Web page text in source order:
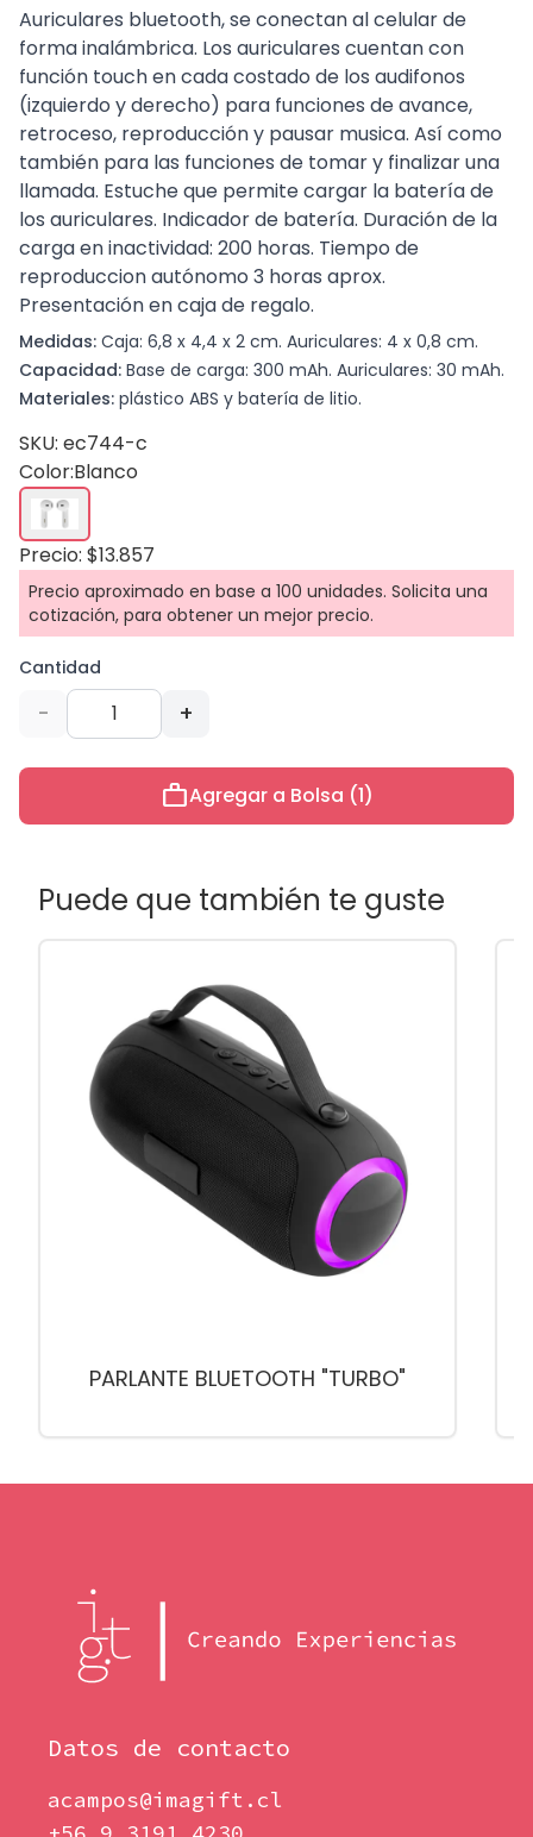
Auriculares bluetooth, se conectan al celular de
forma inalámbrica. Los auriculares cuentan con
función touch en cada costado de los audifonos
(izquierdo y derecho) para funciones de avance,
retroceso, reproducción y pausar musica. Así como
también para las funciones de tomar y finalizar una
llamada. Estuche que permite cargar la batería de
los auriculares. Indicador de batería. Duración de la
carga en inactividad: 200 horas. Tiempo de
reproduccion autónomo 3 horas aprox.
Presentación en caja de regalo.
Medidas: Caja: 6,8 x 4,4 x 2 cm. Auriculares: 4 x 0,8 cm.
Capacidad: Base de carga: 300 mAh. Auriculares: 30 mAh.
Materiales: plástico ABS y batería de litio.
SKU: ec744-c
Color:Blanco
Precio: $13.857
Precio aproximado en base a 100 unidades. Solicita una
cotización, para obtener un mejor precio.
Cantidad
- +
workAgregar a Bolsa (1)
Puede que también te guste
PARLANTE BLUETOOTH "TURBO"
Datos de contacto
acampos@imagift.cl